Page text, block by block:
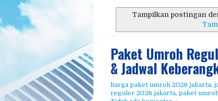
🕋 Umroh 2026
Tampilkan postingan
Paket Umroh
& Jadwal
harga paket umroh 2026 jakarta,
reguler 2026 jakarta, paket